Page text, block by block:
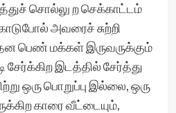
சொல்லு ற செக்காட்டம்
அவரைச் சுற்றி
பெண் மக்கள் இருவருக்கும்
சேர்க்கிற இடத்தில் சேர்த்து
ஒரு பொறுப்பு இல்லை, ஒரு
காரை வீட்டையும்,